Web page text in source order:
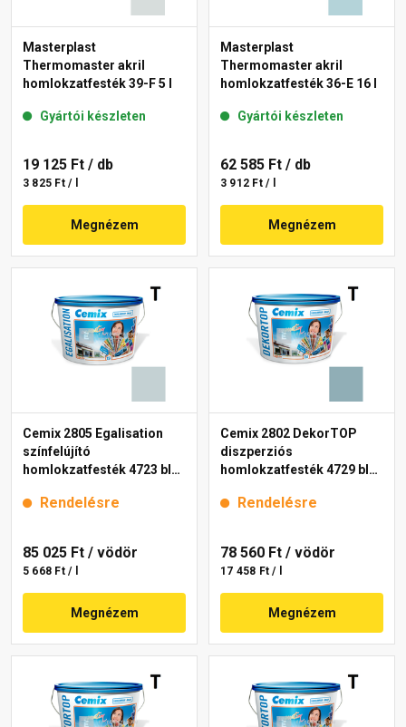
Masterplast
Thermomaster akril
homlokzatfesték 39-F 5 l
Gyártói készleten
19 125 Ft / db
3 825 Ft / l
Megnézem
Masterplast
Thermomaster akril
homlokzatfesték 36-E 16 l
Gyártói készleten
62 585 Ft / db
3 912 Ft / l
Megnézem
Cemix 2805 Egalisation
színfelújító
homlokzatfesték 4723 blue
Rendelésre
85 025 Ft / vödör
5 668 Ft / l
Megnézem
Cemix 2802 DekorTOP
diszperziós
homlokzatfesték 4729 blue
Rendelésre
78 560 Ft / vödör
17 458 Ft / l
Megnézem